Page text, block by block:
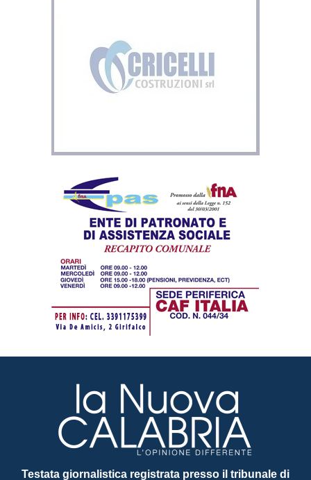
Testata giornalistica registrata presso il tribunale di